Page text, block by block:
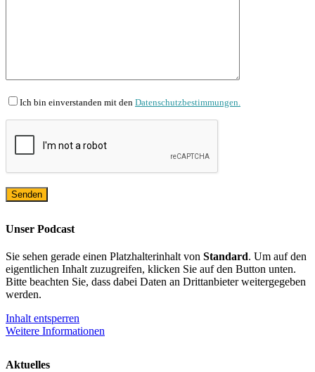
Ich bin einverstanden mit den Datenschutzbestimmungen.
Unser Podcast
Sie sehen gerade einen Platzhalterinhalt von Standard. Um auf den
eigentlichen Inhalt zuzugreifen, klicken Sie auf den Button unten.
Bitte beachten Sie, dass dabei Daten an Drittanbieter weitergegeben
werden.
Inhalt entsperren
Weitere Informationen
Aktuelles